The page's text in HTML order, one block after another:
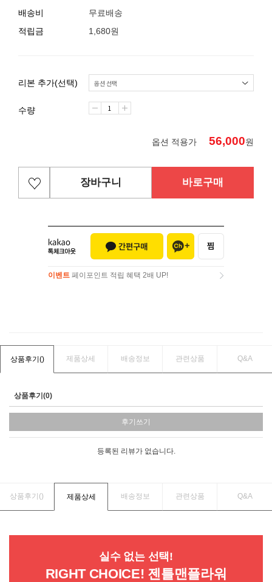
배송비
무료배송
적립금
1,680원
리본 추가(선택)
수량
옵션 적용가 56,000원
장바구니 바로구매
이벤트 페이포인트 적립 혜택 2배 UP!
상품후기() 제품상세 배송정보 관련상품 Q&A
상품후기(0)
후기쓰기
등록된 리뷰가 없습니다.
상품후기() 제품상세 배송정보 관련상품 Q&A
실수 없는 선택!
RIGHT CHOICE! 젠틀맨플라워